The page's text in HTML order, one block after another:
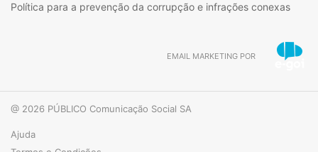
Política para a prevenção da corrupção e infrações conexas
EMAIL MARKETING POR
@ 2026 PÚBLICO Comunicação Social SA
Ajuda